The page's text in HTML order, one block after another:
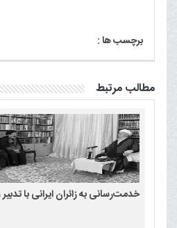
برچسب ها :
مطالب مرتبط
خدمت‌رسانی به زائران ایرانی با تدبیر